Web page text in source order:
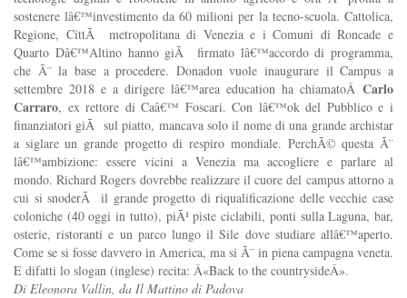
sostenere lâ€™investimento da 60 milioni per la tecno-scuola. Cattolica,
Regione, CittÃ metropolitana di Venezia e i Comuni di Roncade e
Quarto Dâ€™Altino hanno giÃ firmato lâ€™accordo di programma,
che Ã¨ la base a procedere. Donadon vuole inaugurare il Campus a
settembre 2018 e a dirigere lâ€™area education ha chiamatoÂ Carlo
Carraro, ex rettore di Caâ€™ Foscari. Con lâ€™ok del Pubblico e i
finanziatori giÃ sul piatto, mancava solo il nome di una grande archistar
a siglare un grande progetto di respiro mondiale. PerchÃ© questa Ã¨
lâ€™ambizione: essere vicini a Venezia ma accogliere e parlare al
mondo. Richard Rogers dovrebbe realizzare il cuore del campus attorno a
cui si snoderÃ il grande progetto di riqualificazione delle vecchie case
coloniche (40 oggi in tutto), piÃ¹ piste ciclabili, ponti sulla Laguna, bar,
osterie, ristoranti e un parco lungo il Sile dove studiare allâ€™aperto.
Come se si fosse davvero in America, ma si Ã¨ in piena campagna veneta.
E difatti lo slogan (inglese) recita: Â«Back to the countrysideÂ».
Di Eleonora Vallin, da Il Mattino di Padova